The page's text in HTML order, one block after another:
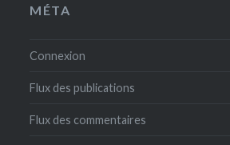
MÉTA
Connexion
Flux des publications
Flux des commentaires